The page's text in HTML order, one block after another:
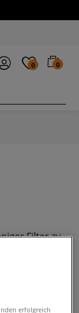
0 0
Filter zu
erfolgreich